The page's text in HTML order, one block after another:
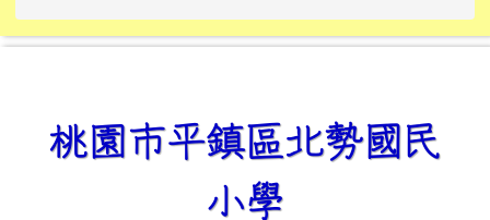
link to https://
link to https://10000.gov.tw/
link to https://
link to https://10000.gov.tw/
link to https://
link to https://
link to https://i.win.org.tw/
link to https://
link to https://
link to https://
link to https://
桃園市平鎮區北勢國民
小學